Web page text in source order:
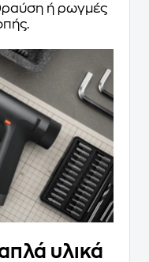
ή ρωγμές
υλικά